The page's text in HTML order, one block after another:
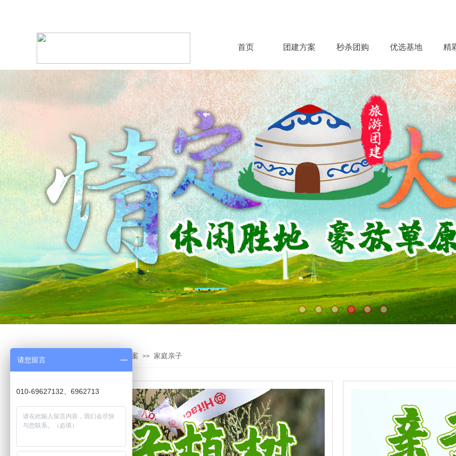
首页 团建方案 秒杀团购 优选基地 精
精英拓展 团建方案 >> 家庭亲子
请您留言
010-69627132、6962713